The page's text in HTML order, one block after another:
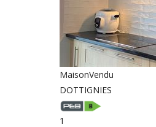
MaisonVendu
DOTTIGNIES
1